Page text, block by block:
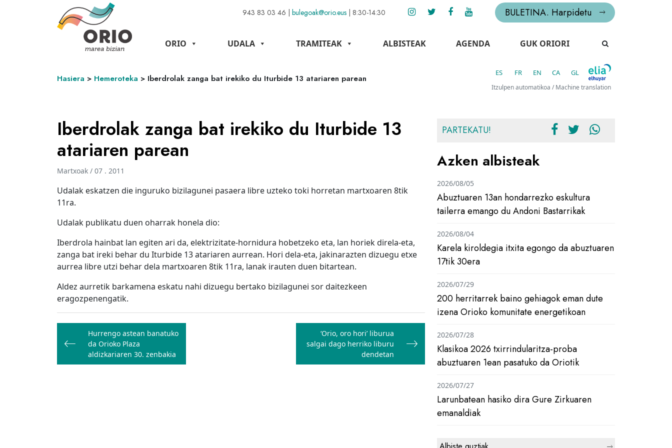
943 83 03 46 | bulegoak@orio.eus | 8:30-14:30 BULETINA. Harpidetu
ORIO UDALA TRAMITEAK ALBISTEAK AGENDA GUK ORIORI
Hasiera > Hemeroteka > Iberdrolak zanga bat irekiko du Iturbide 13 atariaren parean
ES FR EN CA GL
Itzulpen automatikoa / Machine translation
Iberdrolak zanga bat irekiko du Iturbide 13
atariaren parean
Martxoak / 07 . 2011
Udalak eskatzen die inguruko bizilagunei pasaera libre uzteko toki horretan martxoaren 8tik
11ra.
Udalak publikatu duen oharrak honela dio:
Iberdrola hainbat lan egiten ari da, elektrizitate-hornidura hobetzeko eta, lan horiek direla-eta,
zanga bat ireki behar du Iturbide 13 atariaren aurrean. Hori dela-eta, jakinarazten dizuegu etxe
aurrea libre utzi behar dela martxoaren 8tik 11ra, lanak irauten duen bitartean.
Aldez aurretik barkamena eskatu nahi dizuegu bertako bizilagunei sor daitezkeen
eragozpenengatik.
Bidalketetan
zehar
nabigatu
Hurrengo astean banatuko
da Orioko Plaza
aldizkariaren 30. zenbakia
‘Orio, oro hori’ liburua
salgai dago herriko liburu
dendetan
PARTEKATU!
Azken albisteak
Abuztuaren 13an hondarrezko eskultura
tailerra emango du Andoni Bastarrikak
2026/08/05
Karela kiroldegia itxita egongo da abuztuaren
17tik 30era
2026/08/04
200 herritarrek baino gehiagok eman dute
izena Orioko komunitate energetikoan
2026/07/29
Klasikoa 2026 txirrindularitza-proba
abuztuaren 1ean pasatuko da Oriotik
2026/07/28
Larunbatean hasiko dira Gure Zirkuaren
emanaldiak
2026/07/27